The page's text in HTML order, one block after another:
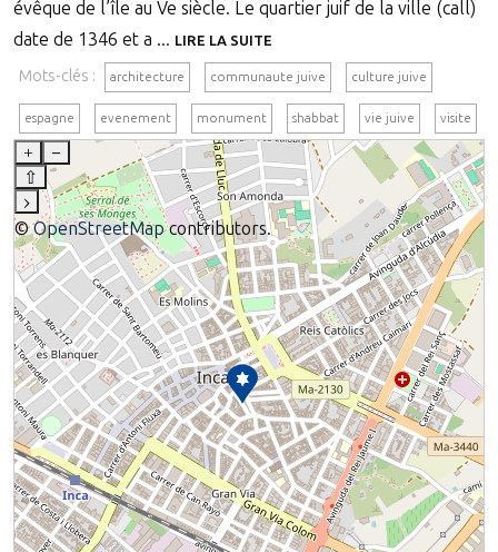
évêque de l’île au Ve siècle. Le quartier juif de la ville (call)
date de 1346 et a ... LIRE LA SUITE
Mots-clés : architecture communaute juive culture juive
espagne evenement monument shabbat vie juive visite
+
–
⇧
›
©OpenStreetMapcontributors.